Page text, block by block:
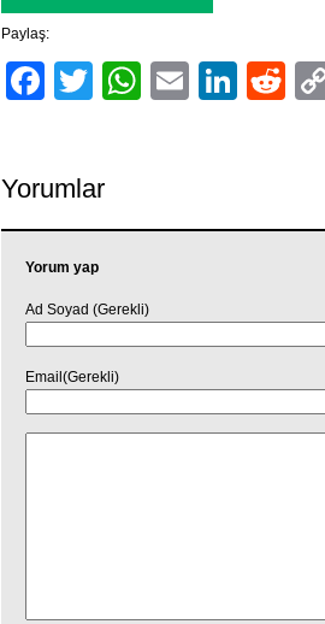
Paylaş:
Facebook
TwitterWhatsApp
Email
Yorumlar
Yorum yap
Ad Soyad (Gerekli)
Email(Gerekli)